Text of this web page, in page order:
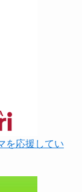
を応援してい